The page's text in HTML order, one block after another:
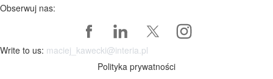
Obserwuj nas:
Write to us: maciej_kawecki@interia.pl
Polityka prywatności